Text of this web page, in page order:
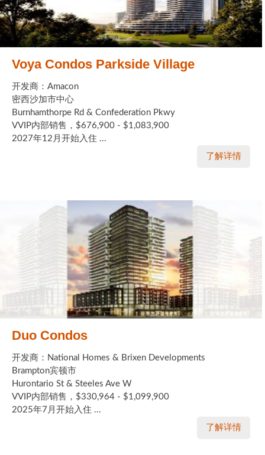
Voya Condos Parkside Village
开发商：Amacon
密西沙加市中心
Burnhamthorpe Rd & Confederation Pkwy
VVIP内部销售，$676,900 - $1,083,900
2027年12月开始入住 ...
了解详情
Duo Condos
开发商：National Homes & Brixen Developments
Brampton宾顿市
Hurontario St & Steeles Ave W
VVIP内部销售，$330,964 - $1,099,900
2025年7月开始入住 ...
了解详情